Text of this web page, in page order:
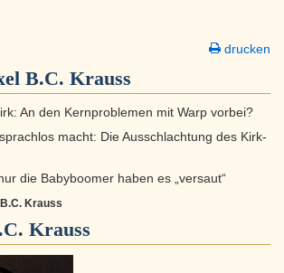
drucken
B.C. Krauss
An den Kernproblemen mit Warp vorbei?
macht: Die Ausschlachtung des Kirk-
die Babyboomer haben es „versaut“
Krauss
Krauss